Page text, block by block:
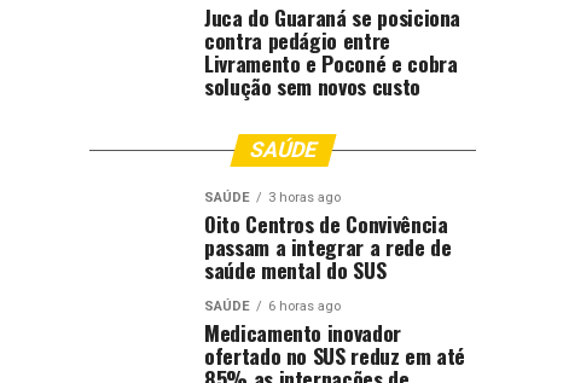
Juca do Guaraná se posiciona
contra pedágio entre
Livramento e Poconé e cobra
solução sem novos custo
SAÚDE
SAÚDE 3 horas ago
Oito Centros de Convivência
passam a integrar a rede de
saúde mental do SUS
SAÚDE 6 horas ago
Medicamento inovador
ofertado no SUS reduz em até